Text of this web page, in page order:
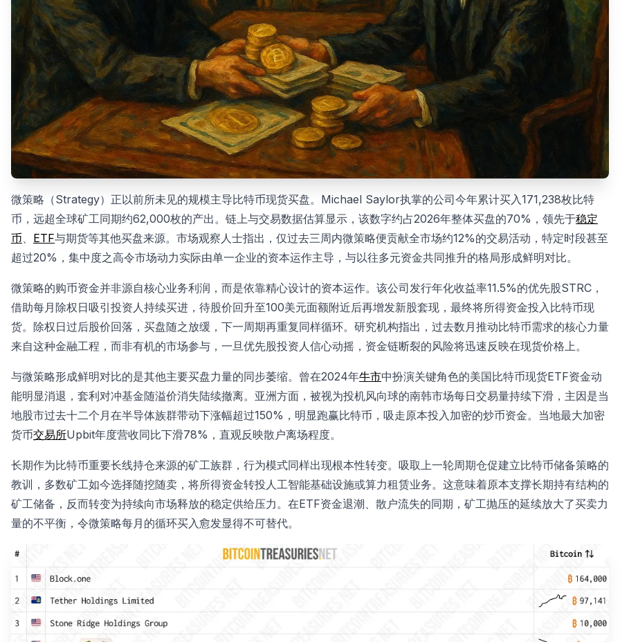
微策略（Strategy）正以前所未见的规模主导比特币现货买盘。Michael Saylor执掌的公司今年累计买入171,238枚比特
币，远超全球矿工同期约62,000枚的产出。链上与交易数据估算显示，该数字约占2026年整体买盘的70%，领先于稳定
币、 ETF与期货等其他买盘来源。市场观察人士指出，仅过去三周内微策略便贡献全市场约12%的交易活动，特定时段甚至
超过20%，集中度之高令市场动力实际由单一企业的资本运作主导，与以往多元资金共同推升的格局形成鲜明对比。
微策略的购币资金并非源自核心业务利润，而是依靠精心设计的资本运作。该公司发行年化收益率11.5%的优先股STRC，
借助每月除权日吸引投资人持续买进，待股价回升至100美元面额附近后再增发新股套现，最终将所得资金投入比特币现
货。除权日过后股价回落，买盘随之放缓，下一周期再重复同样循环。研究机构指出，过去数月推动比特币需求的核心力量
来自这种金融工程，而非有机的市场参与，一旦优先股投资人信心动摇，资金链断裂的风险将迅速反映在现货价格上。
与微策略形成鲜明对比的是其他主要买盘力量的同步萎缩。曾在2024年牛市中扮演关键角色的美国比特币现货ETF资金动
能明显消退，套利对冲基金随溢价消失陆续撤离。亚洲方面，被视为投机风向球的南韩市场每日交易量持续下滑，主因是当
地股市过去十二个月在半导体族群带动下涨幅超过150%，明显跑赢比特币，吸走原本投入加密的炒币资金。当地最大加密
货币交易所Upbit年度营收同比下滑78%，直观反映散户离场程度。
长期作为比特币重要长线持仓来源的矿工族群，行为模式同样出现根本性转变。吸取上一轮周期仓促建立比特币储备策略的
教训，多数矿工如今选择随挖随卖，将所得资金转投人工智能基础设施或算力租赁业务。这意味着原本支撑长期持有结构的
矿工储备，反而转变为持续向市场释放的稳定供给压力。在ETF资金退潮、散户流失的同期，矿工抛压的延续放大了买卖力
量的不平衡，令微策略每月的循环买入愈发显得不可替代。